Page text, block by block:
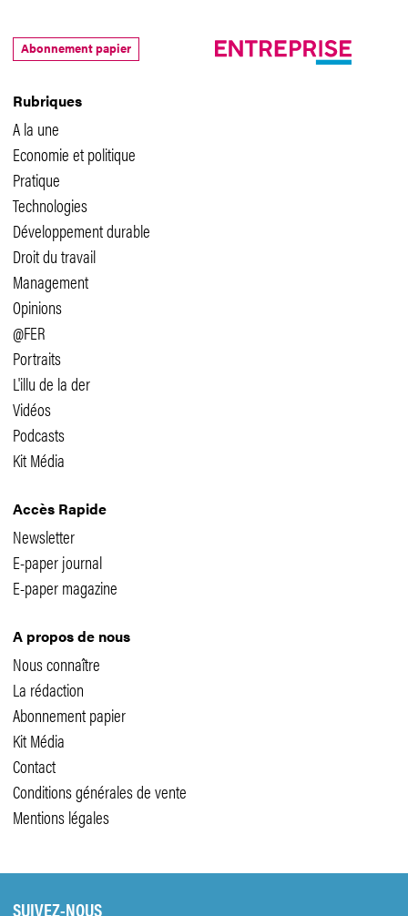
Rubriques
A la une
Economie et politique
Pratique
Technologies
Développement durable
Droit du travail
Management
Opinions
@FER
Portraits
L'illu de la der
Vidéos
Podcasts
Kit Média
Accès Rapide
Newsletter
E-paper journal
E-paper magazine
A propos de nous
Nous connaître
La rédaction
Abonnement papier
Kit Média
Contact
Conditions générales de vente
Mentions légales
Abonnement papier
SUIVEZ-NOUS